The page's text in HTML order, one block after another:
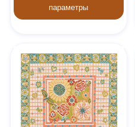
параметры